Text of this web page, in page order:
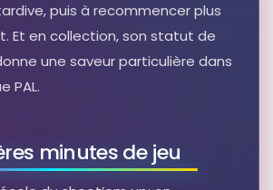
puis à recommencer plus
Et en collection, son statut de
une saveur particulière dans
PAL.
minutes de jeu